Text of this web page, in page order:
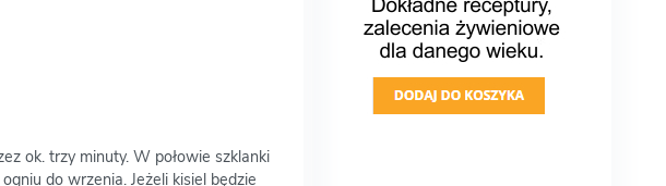
ok. trzy minuty. W połowie szklanki
do wrzenia. Jeżeli kisiel będzie